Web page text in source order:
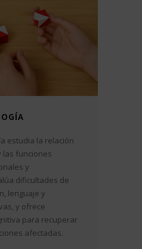
estudia la relación
las funciones
y
dificultades de
lenguaje y
y ofrece
para recuperar
afectadas.